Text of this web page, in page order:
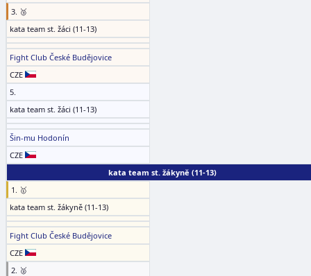
3. 🥉
kata team st. žáci (11-13)
Fight Club České Budějovice
CZE
5.
kata team st. žáci (11-13)
Šin-mu Hodonín
CZE
kata team st. žákyně (11-13)
1. 🥇
kata team st. žákyně (11-13)
Fight Club České Budějovice
CZE
2. 🥈